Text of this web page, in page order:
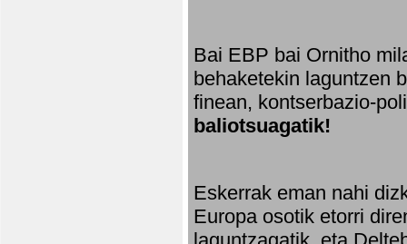
Bai EBP bai Ornitho
behaketekin laguntzen
finean, kontserbazio-
baliotsuagatik!
Eskerrak eman nahi
Europa osotik etorri
laguntzagatik, eta